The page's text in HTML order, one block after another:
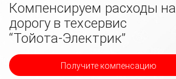
Компенсируем расходы на
дорогу в техсервис
“Тойота-Электрик”
Получите компенсацию